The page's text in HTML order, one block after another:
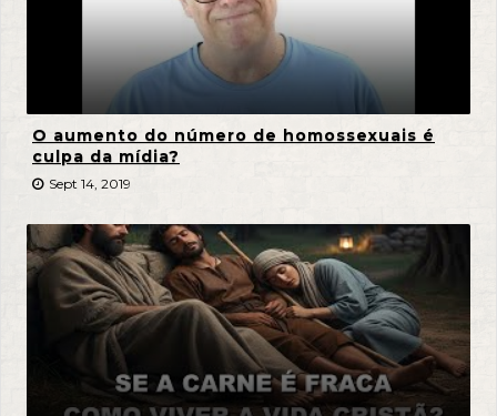
O aumento do número de homossexuais é
culpa da mídia?
Sept 14, 2019